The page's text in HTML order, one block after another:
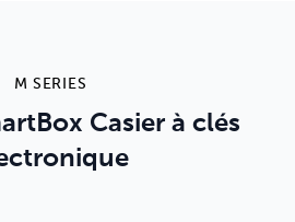
M SERIES
Casier à clés